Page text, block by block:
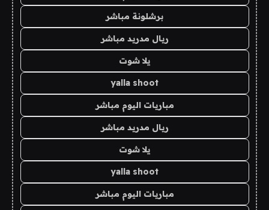
برشلونة مباشر
ريال مدريد مباشر
يلا شوت
yalla shoot
مباريات اليوم مباشر
ريال مدريد مباشر
يلا شوت
yalla shoot
مباريات اليوم مباشر